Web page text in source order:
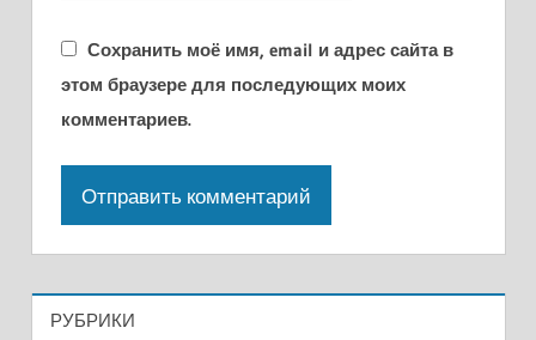
Сохранить моё имя, email и адрес сайта в
этом браузере для последующих моих
комментариев.
РУБРИКИ